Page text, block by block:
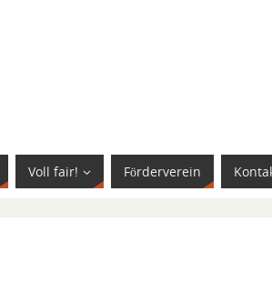
Voll fair! Förderverein